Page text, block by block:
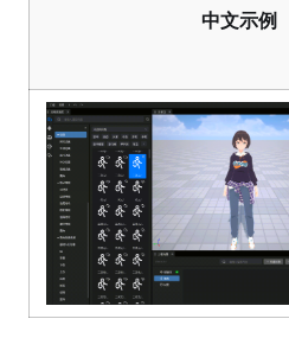
中文示例